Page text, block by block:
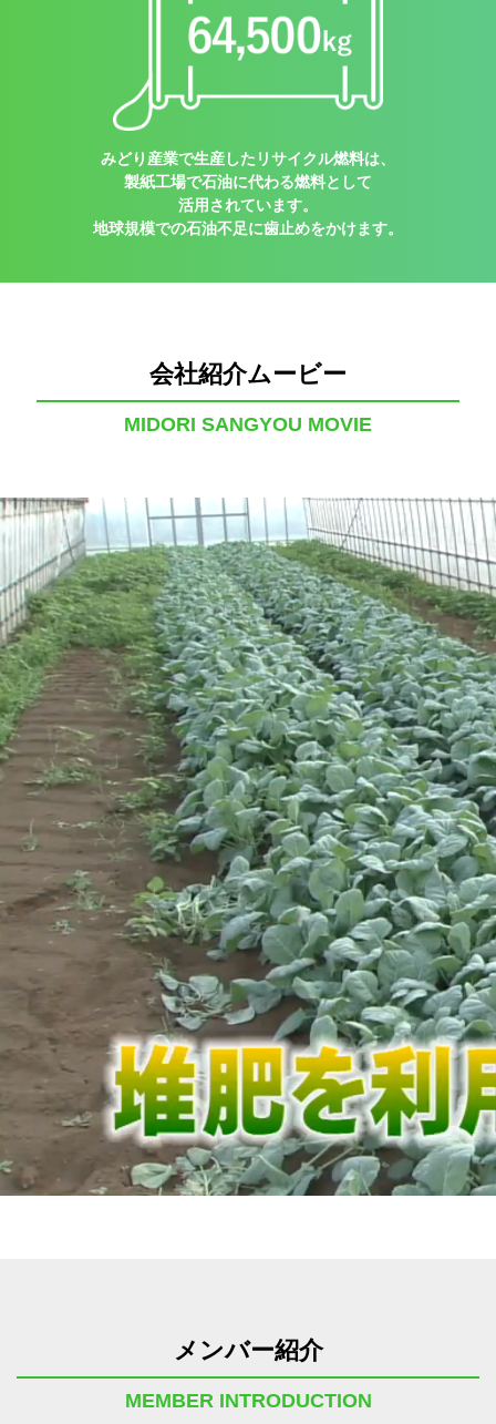
みどり産業で生産したリサイクル燃料は、
製紙工場で石油に代わる燃料として
活用されています。
地球規模での石油不足に歯止めをかけます。
会社紹介ムービー
MIDORI SANGYOU MOVIE
メンバー紹介
MEMBER INTRODUCTION